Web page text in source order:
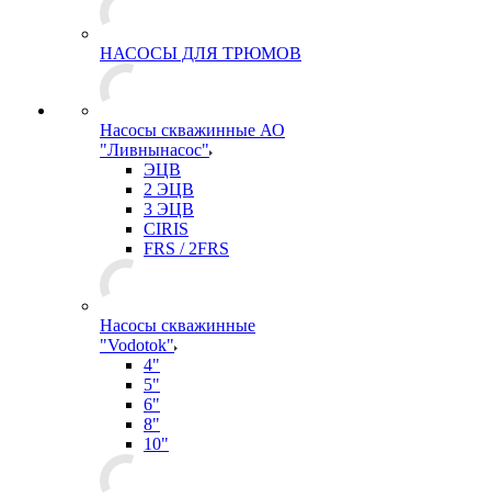
НАСОСЫ ДЛЯ ТРЮМОВ
Насосы скважинные АО
"Ливнынасос"
ЭЦВ
2 ЭЦВ
3 ЭЦВ
CIRIS
FRS / 2FRS
Насосы скважинные
"Vodotok"
4"
5"
6"
8"
10"